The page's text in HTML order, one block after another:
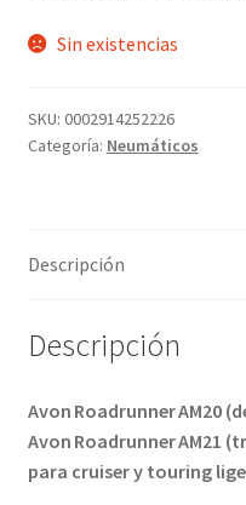
Sin existencias
SKU: 0002914252226
Categoría: Neumáticos
Descripción
Descripción
Avon Roadrunner AM20
Avon Roadrunner AM21
para cruiser y touring